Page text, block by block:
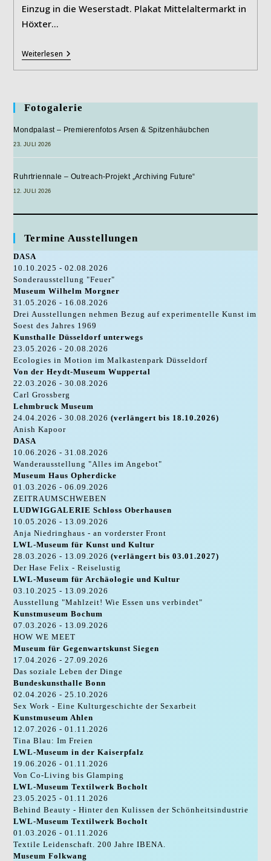
Einzug in die Weserstadt. Plakat Mittelaltermarkt in
Höxter…
WeiterlesenMittelaltermarkt
Anno
1250
Fotogalerie
Mondpalast – Premierenfotos Arsen & Spitzenhäubchen
23. JULI 2026
Ruhrtriennale – Outreach-Projekt „Archiving Future“
12. JULI 2026
Termine Ausstellungen
DASA
10.10.2025 - 02.08.2026
Sonderausstellung "Feuer"
Museum Wilhelm Morgner
31.05.2026 - 16.08.2026
Drei Ausstellungen nehmen Bezug auf experimentelle Kunst im
Soest des Jahres 1969
Kunsthalle Düsseldorf unterwegs
23.05.2026 - 20.08.2026
Ecologies in Motion im Malkastenpark Düsseldorf
Von der Heydt-Museum Wuppertal
22.03.2026 - 30.08.2026
Carl Grossberg
Lehmbruck Museum
24.04.2026 - 30.08.2026(verlängert bis 18.10.2026)
Anish Kapoor
DASA
10.06.2026 - 31.08.2026
Wanderausstellung "Alles im Angebot"
Museum Haus Opherdicke
01.03.2026 - 06.09.2026
ZEITRAUMSCHWEBEN
LUDWIGGALERIE Schloss Oberhausen
10.05.2026 - 13.09.2026
Anja Niedringhaus - an vorderster Front
LWL-Museum für Kunst und Kultur
28.03.2026 - 13.09.2026(verlängert bis 03.01.2027)
Der Hase Felix - Reiselustig
LWL-Museum für Archäologie und Kultur
03.10.2025 - 13.09.2026
Ausstellung "Mahlzeit! Wie Essen uns verbindet"
Kunstmuseum Bochum
07.03.2026 - 13.09.2026
HOW WE MEET
Museum für Gegenwartskunst Siegen
17.04.2026 - 27.09.2026
Das soziale Leben der Dinge
Bundeskunsthalle Bonn
02.04.2026 - 25.10.2026
Sex Work - Eine Kulturgeschichte der Sexarbeit
Kunstmuseum Ahlen
12.07.2026 - 01.11.2026
Tina Blau: Im Freien
LWL-Museum in der Kaiserpfalz
19.06.2026 - 01.11.2026
Von Co-Living bis Glamping
LWL-Museum Textilwerk Bocholt
23.05.2025 - 01.11.2026
Behind Beauty - Hinter den Kulissen der Schönheitsindustrie
LWL-Museum Textilwerk Bocholt
01.03.2026 - 01.11.2026
Textile Leidenschaft. 200 Jahre IBENA.
Museum Folkwang